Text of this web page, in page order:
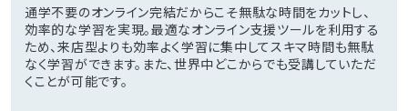
通学不要のオンライン完結だからこそ無駄な時間をカットし、
効率的な学習を実現。最適なオンライン支援ツールを利用する
ため、来店型よりも効率よく学習に集中してスキマ時間も無駄
なく学習ができます。また、世界中どこからでも受講していただ
くことが可能です。